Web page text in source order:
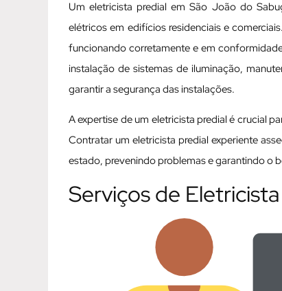
Um eletricista predial em São João do
elétricos em edifícios residenciais e
funcionando corretamente e em
instalação de sistemas de iluminação,
garantir a segurança das instalações.
A expertise de um eletricista predial é crucial
Contratar um eletricista predial experiente
estado, prevenindo problemas e garantindo o
Serviços de